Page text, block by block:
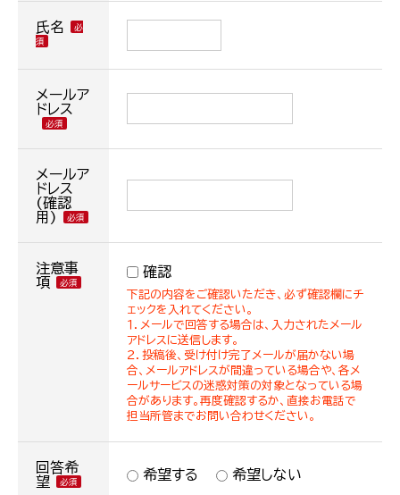
氏名
メールア
ドレス
メールア
ドレス
(確認
用)
注意事
項
確認
下記の内容をご確認いただき、必ず確認欄にチ
ェックを入れてください。
１．メールで回答する場合は、入力されたメール
アドレスに送信します。
２．投稿後、受け付け完了メールが届かない場
合、メールアドレスが間違っている場合や、各メ
ールサービスの迷惑対策の対象となっている場
合があります。再度確認するか、直接お電話で
担当所管までお問い合わせください。
回答希
望
希望する 希望しない